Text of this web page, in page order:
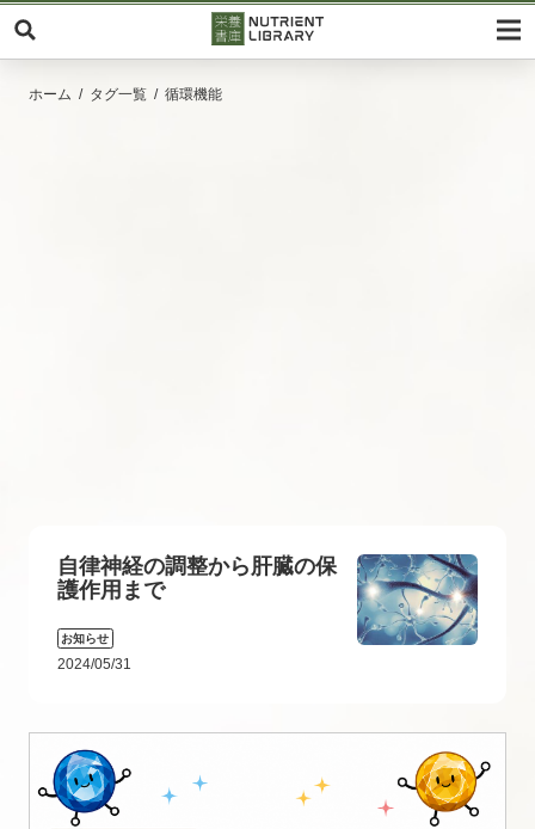
ホーム タグ一覧 循環機能
自律神経の調整から肝臓の保
護作用まで
お知らせ
2024/05/31